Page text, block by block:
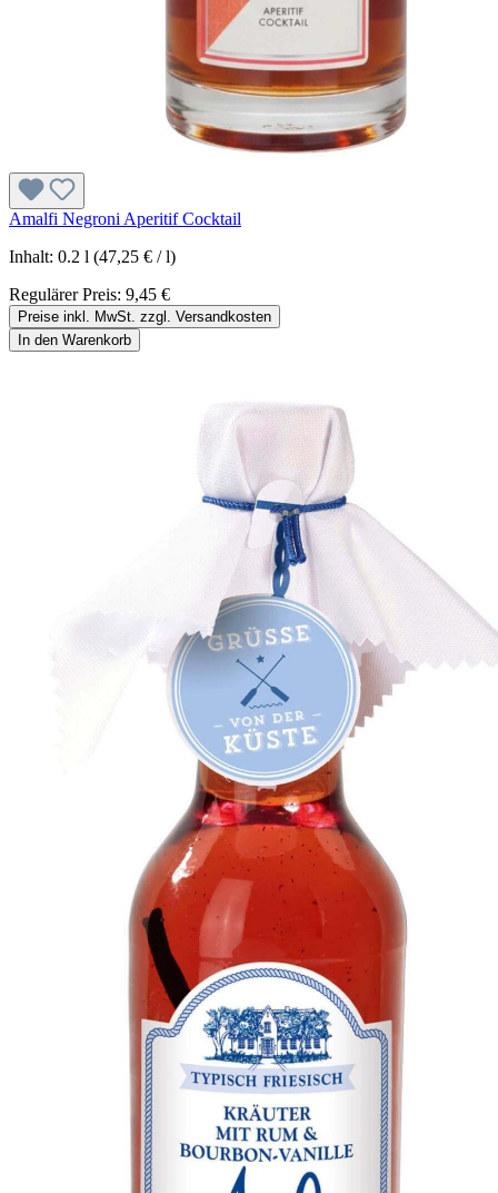
Amalfi Negroni Aperitif Cocktail
Inhalt: 0.2 l (47,25 € / l)
Regulärer Preis: 9,45 €
Preise inkl. MwSt. zzgl. Versandkosten
In den Warenkorb